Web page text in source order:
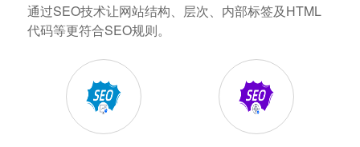
通过SEO技术让网站结构、层次、内部标签及HTML
代码等更符合SEO规则。